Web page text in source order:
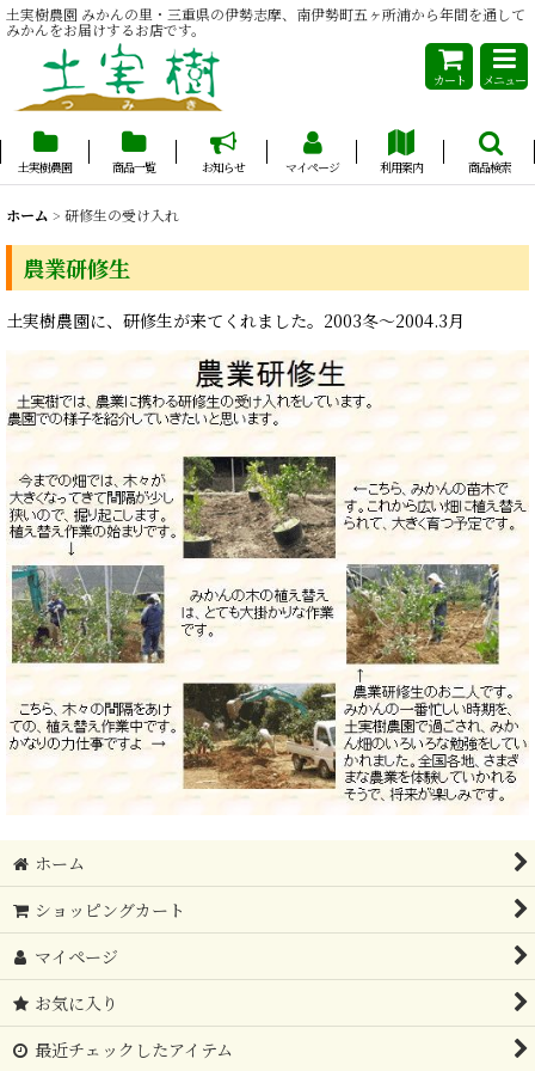
土実樹農園 みかんの里・三重県の伊勢志摩、南伊勢町五ヶ所浦から年間を通して
みかんをお届けするお店です。
カート メニュー
土実樹農園 商品一覧 お知らせ マイページ 利用案内 商品検索
ホーム > 研修生の受け入れ
農業研修生
土実樹農園に、研修生が来てくれました。2003冬～2004.3月
ホーム
ショッピングカート
マイページ
お気に入り
最近チェックしたアイテム